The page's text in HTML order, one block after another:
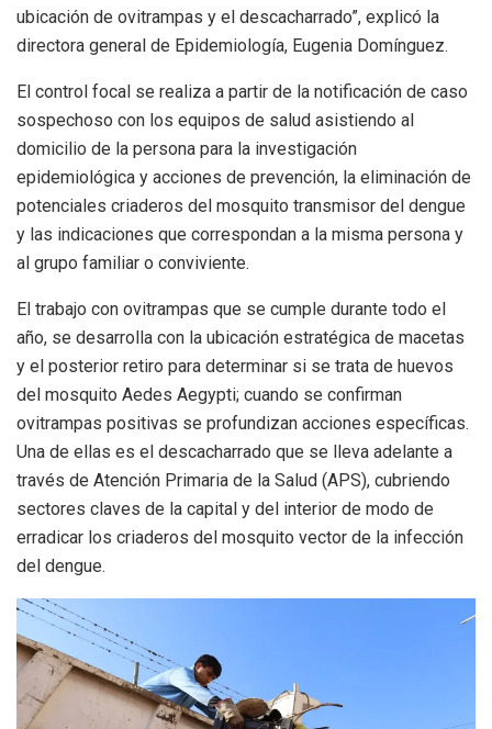
ubicación de ovitrampas y el descacharrado”, explicó la
directora general de Epidemiología, Eugenia Domínguez.
El control focal se realiza a partir de la notificación de caso
sospechoso con los equipos de salud asistiendo al
domicilio de la persona para la investigación
epidemiológica y acciones de prevención, la eliminación de
potenciales criaderos del mosquito transmisor del dengue
y las indicaciones que correspondan a la misma persona y
al grupo familiar o conviviente.
El trabajo con ovitrampas que se cumple durante todo el
año, se desarrolla con la ubicación estratégica de macetas
y el posterior retiro para determinar si se trata de huevos
del mosquito Aedes Aegypti; cuando se confirman
ovitrampas positivas se profundizan acciones específicas.
Una de ellas es el descacharrado que se lleva adelante a
través de Atención Primaria de la Salud (APS), cubriendo
sectores claves de la capital y del interior de modo de
erradicar los criaderos del mosquito vector de la infección
del dengue.